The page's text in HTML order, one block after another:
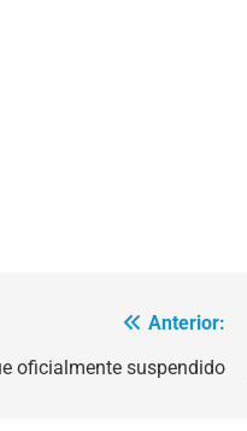
Anterior:
oficialmente suspendido